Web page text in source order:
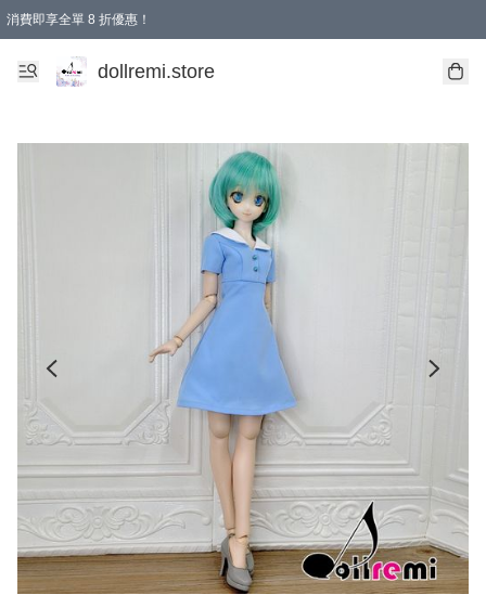
消費即享全單 8 折優惠！
購物滿 HKD 1500.00即享免運費優惠！（適用於 本地送貨、本地取貨、國際送貨 )
dollremi.store